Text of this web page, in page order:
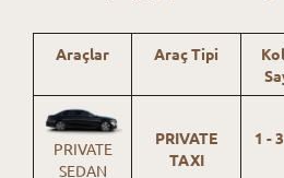
Araçlar Araç Tipi
PRIVATE
SEDAN
PRIVATE
TAXI
1 -